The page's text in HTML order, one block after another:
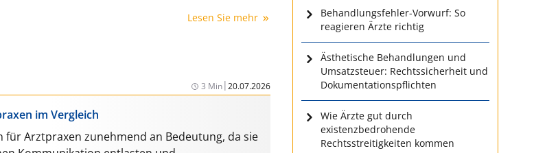
Lesen Sie mehr
3 Min|20.07.2026
im Vergleich
für Arztpraxen zunehmend an Bedeutung, da sie
Behandlungsfehler-Vorwurf: So
reagieren Ärzte richtig
Ästhetische Behandlungen und
Umsatzsteuer: Rechtssicherheit und
Dokumentationspflichten
Wie Ärzte gut durch
existenzbedrohende
Rechtsstreitigkeiten kommen